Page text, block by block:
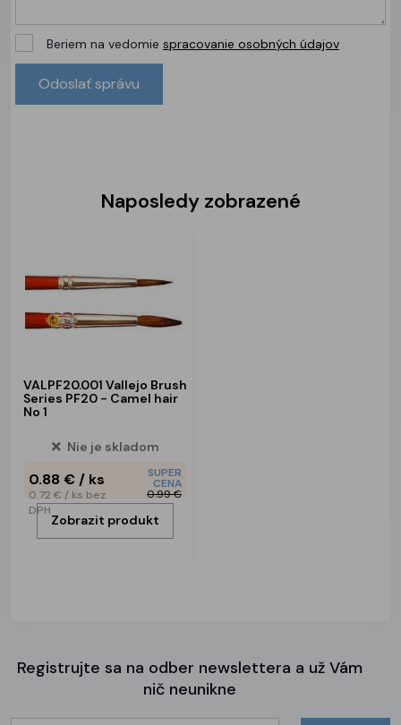
Beriem na vedomie spracovanie osobných údajov
Naposledy zobrazené
VALPF20.001 Vallejo Brush
Series PF20 - Camel hair
No 1
Nie je skladom
0.88 € / ks
0.72 € / ks bez
DPH
SUPER
CENA
0.99 €
Zobrazit produkt
Registrujte sa na odber newslettera a už Vám
nič neunikne